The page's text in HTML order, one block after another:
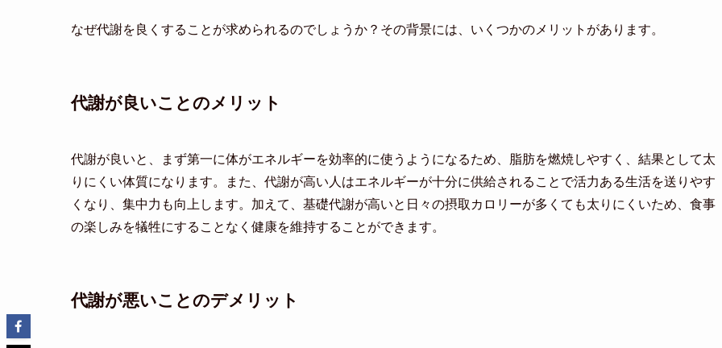
なぜ代謝を良くすることが求められるのでしょうか？その背景には、いくつかのメリットがあります。
代謝が良いことのメリット
代謝が良いと、まず第一に体がエネルギーを効率的に使うようになるため、脂肪を燃焼しやすく、結果として太
りにくい体質になります。また、代謝が高い人はエネルギーが十分に供給されることで活力ある生活を送りやす
くなり、集中力も向上します。加えて、基礎代謝が高いと日々の摂取カロリーが多くても太りにくいため、食事
の楽しみを犠牲にすることなく健康を維持することができます。
代謝が悪いことのデメリット